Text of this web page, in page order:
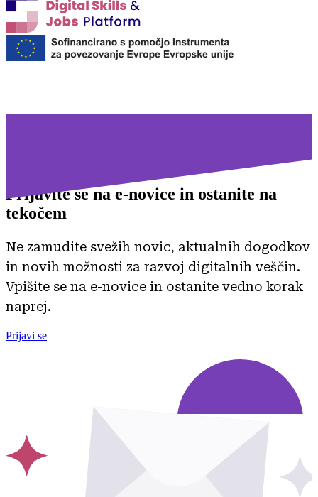
Prijavite se na e-novice in ostanite na
tekočem
Ne zamudite svežih novic, aktualnih dogodkov
in novih možnosti za razvoj digitalnih veščin.
Vpišite se na e-novice in ostanite vedno korak
naprej.
Prijavi se